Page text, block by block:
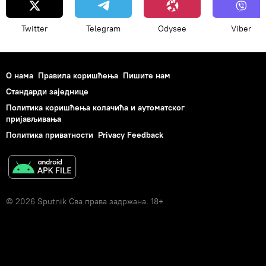
Twitter Telegram Odysee Viber
О нама Правила коришћења Пишите нам
Стандарди заједнице
Политика коришћења колачића и аутоматског
пријављивања
Политика приватности Privacy Feedback
© 2026 Sputnik Сва права задржана. 18+